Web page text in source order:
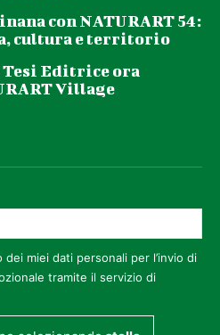
con NATURART 54:
cultura e territorio
Editrice ora
Village
miei dati personali per l’invio di
tramite il servizio di